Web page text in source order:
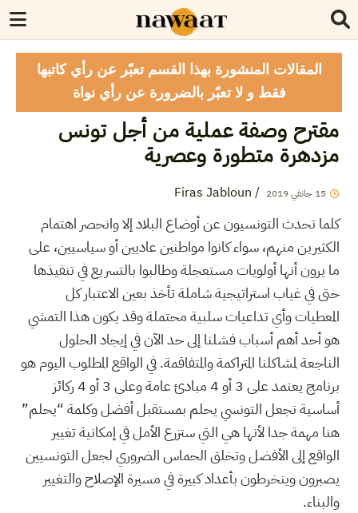
المقالات المنشورة بهذا القسم تعبّر عن رأي كاتبها
فقط و لا تعبّر بالضرورة عن رأي نواة
مقترح وصفة عملية من أجل تونس
مزدهرة متطورة وعصرية
15 جانفي2019
/
Firas Jabloun
كلما تحدث التونسيون عن أوضاع البلاد إلا وانحصر اهتمام
الكثيرين منهم، سواء كانوا مواطنين عاديين أو سياسيين، على
ما يرون أنها أولويات مستعجلة وطالبوا بالتسريع في تنفيذها
حتى في غياب استراتيجية شاملة تأخذ بعين الاعتبار كل
المعطيات وأي تداعيات سلبية محتملة وقد يكون هذا التمشي
هو أحد أهم أسباب فشلنا إلى حد الآن في إيجاد الحلول
الناجعة لمشاكلنا المتراكمة والمتفاقمة. في الواقع المطلوب اليوم هو
برنامج يعتمد على 3 أو 4 مبادئ عامة وعلى 3 أو 4 ركائز
أساسية تجعل التونسي يحلم بمستقبل أفضل وكلمة “يحلم”
هنا مهمة جدا لأنها هي التي ستزرع الأمل في إمكانية تغيير
الواقع إلى الأفضل وتخلق الحماس الضروري لجعل التونسيين
يصبرون وينخرطون بأعداد كبيرة في مسيرة الإصلاح والتغيير
والبناء.